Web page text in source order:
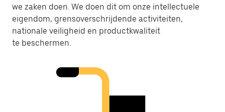
we zaken doen. We doen dit om onze intellectuele
eigendom, grensoverschrijdende activiteiten,
nationale veiligheid en productkwaliteit
te beschermen.